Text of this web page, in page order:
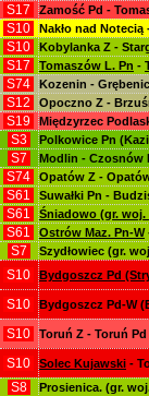
S17 Zamość Pd -
S10 Nakło nad
S10 Kobylanka Z -
S17 Tomaszów L. Pn -
S74 Kozenin -
S12 Opoczno Z -
S19 Międzyrzec
S3 Polkowice Pn
S7 Modlin - Czosnów
S74 Opatów Z -
S61 Suwałki Pn -
S61 Śniadowo (gr. woj.
S61 Ostrów Maz. Pn-W
S7 Szydłowiec (gr.
S10 Bydgoszcz Pd
S10 Bydgoszcz Pd-W
S10 Toruń Z - Toruń Pd
S10 Solec Kujawski -
S8 Prosienica. (gr.